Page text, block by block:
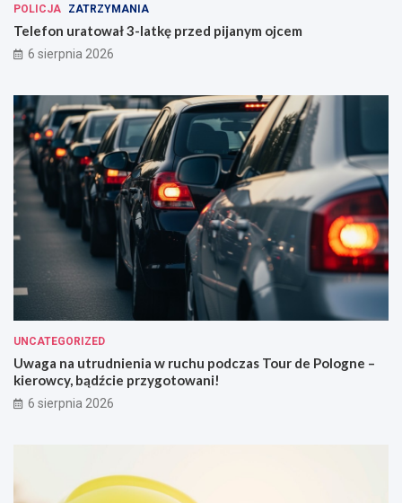
POLICJA ZATRZYMANIA
Telefon uratował 3-latkę przed pijanym ojcem
6 sierpnia 2026
UNCATEGORIZED
Uwaga na utrudnienia w ruchu podczas Tour de Pologne –
kierowcy, bądźcie przygotowani!
6 sierpnia 2026